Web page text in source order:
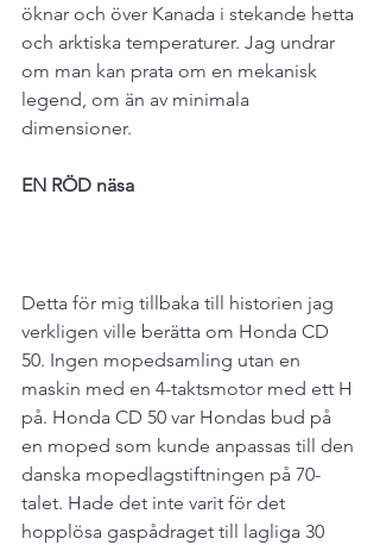
öknar och över Kanada i stekande hetta
och arktiska temperaturer. Jag undrar
om man kan prata om en mekanisk
legend, om än av minimala
dimensioner.
EN RÖD näsa
Detta för mig tillbaka till historien jag
verkligen ville berätta om Honda CD
50. Ingen mopedsamling utan en
maskin med en 4-taktsmotor med ett H
på. Honda CD 50 var Hondas bud på
en moped som kunde anpassas till den
danska mopedlagstiftningen på 70-
talet. Hade det inte varit för det
hopplösa gaspådraget till lagliga 30